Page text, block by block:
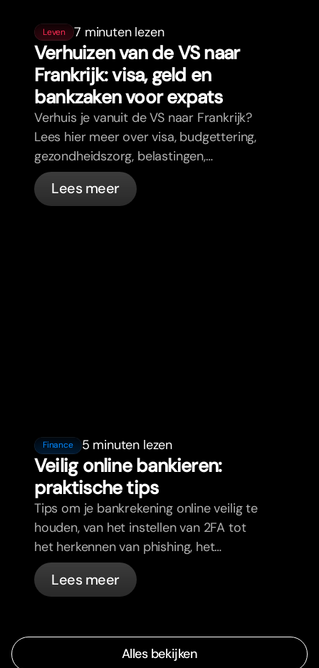
Leven 7 minuten lezen
Verhuizen van de VS naar
Frankrijk: visa, geld en
bankzaken voor expats
Verhuis je vanuit de VS naar Frankrijk?
Lees hier meer over visa, budgettering,
gezondheidszorg, belastingen,
verkeersregels en bankzaken voor
expats in Frankrijk met bunq.
Lees meer
Finance 5 minuten lezen
Veilig online bankieren:
praktische tips
Tips om je bankrekening online veilig te
houden, van het instellen van 2FA tot
het herkennen van phishing, het
beheren van je passen en wat bunq
automatisch voor je regelt.
Lees meer
Alles bekijken